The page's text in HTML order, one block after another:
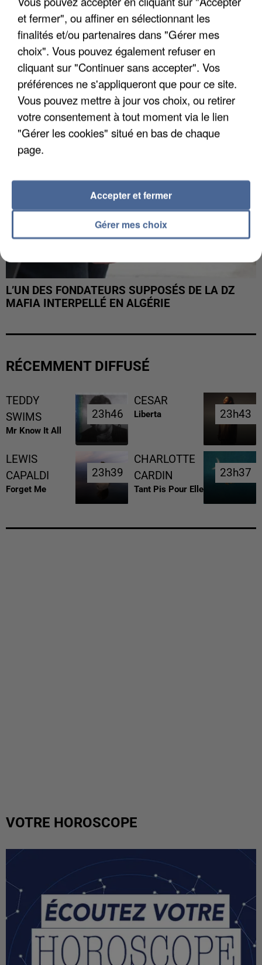
APRÈS TOUTES CES CANICULES, LES REFUGES
DE FAUNE SAUVAGE SONT...
L’UN DES FONDATEURS SUPPOSÉS DE LA DZ
MAFIA INTERPELLÉ EN ALGÉRIE
RÉCEMMENT DIFFUSÉ
TEDDY
SWIMS
Mr Know It All
23h46
23h46
CESAR
Liberta 23h43
23h43
LEWIS
CAPALDI
Forget Me
23h39
23h39
CHARLOTTE
CARDIN
Tant Pis Pour Elle
23h37
23h37
VOTRE HOROSCOPE
et fermer", ou affiner en sélectionnant les
finalités et/ou partenaires dans "Gérer mes
choix". Vous pouvez également refuser en
cliquant sur "Continuer sans accepter". Vos
préférences ne s'appliqueront que pour ce site.
Vous pouvez mettre à jour vos choix, ou retirer
votre consentement à tout moment via le lien
"Gérer les cookies" situé en bas de chaque
page.
Gérer mes choix
Accepter et fermer